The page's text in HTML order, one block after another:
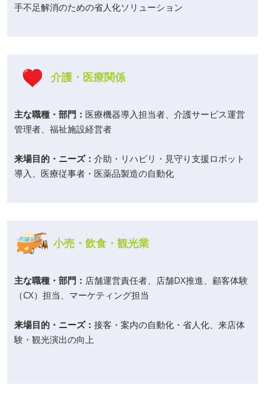
手不足解消のための省人化ソリューション
介護・医療関係
主な職種・部門： 医療機器導入担当者、介護サービス運営
管理者、福祉施設経営者
来場目的・ニーズ： 介助・リハビリ・見守り支援ロボット
導入、医療従事者・医薬品製造の自動化
小売・飲食・観光業
主な職種・部門： 店舗運営責任者、店舗DX推進、顧客体験
（CX）担当、マーケティング担当
来場目的・ニーズ： 接客・案内の自動化・省人化、来店体
験・観光演出の向上